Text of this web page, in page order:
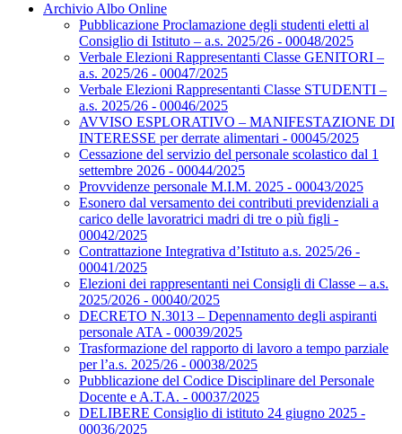
Archivio Albo Online
Pubblicazione Proclamazione degli studenti eletti al
Consiglio di Istituto – a.s. 2025/26 - 00048/2025
Verbale Elezioni Rappresentanti Classe GENITORI –
a.s. 2025/26 - 00047/2025
Verbale Elezioni Rappresentanti Classe STUDENTI –
a.s. 2025/26 - 00046/2025
AVVISO ESPLORATIVO – MANIFESTAZIONE DI
INTERESSE per derrate alimentari - 00045/2025
Cessazione del servizio del personale scolastico dal 1
settembre 2026 - 00044/2025
Provvidenze personale M.I.M. 2025 - 00043/2025
Esonero dal versamento dei contributi previdenziali a
carico delle lavoratrici madri di tre o più figli -
00042/2025
Contrattazione Integrativa d’Istituto a.s. 2025/26 -
00041/2025
Elezioni dei rappresentanti nei Consigli di Classe – a.s.
2025/2026 - 00040/2025
DECRETO N.3013 – Depennamento degli aspiranti
personale ATA - 00039/2025
Trasformazione del rapporto di lavoro a tempo parziale
per l’a.s. 2025/26 - 00038/2025
Pubblicazione del Codice Disciplinare del Personale
Docente e A.T.A. - 00037/2025
DELIBERE Consiglio di istituto 24 giugno 2025 -
00036/2025